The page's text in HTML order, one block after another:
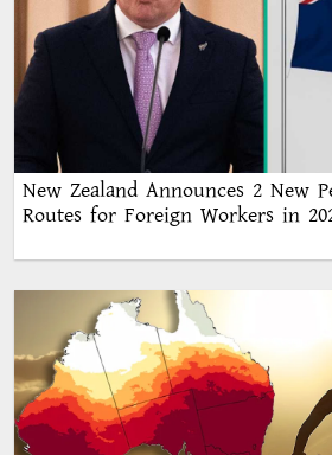
New Zealand Announces 2 New
Routes for Foreign Workers in